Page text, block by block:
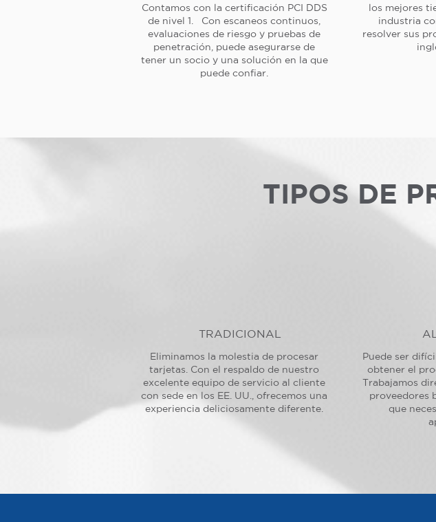
Contamos con la certificación PCI DDS
de nivel 1. Con escaneos continuos,
evaluaciones de riesgo y pruebas de
penetración, puede asegurarse de
tener un socio y una solución en la que
puede confiar.
los mejores
industria
resolver sus
TIPOS DE
TRADICIONAL
Eliminamos la molestia de procesar
tarjetas. Con el respaldo de nuestro
excelente equipo de servicio al cliente
con sede en los EE. UU., ofrecemos una
experiencia deliciosamente diferente.
Puede ser
obtener el
Trabajamos
proveedores
que